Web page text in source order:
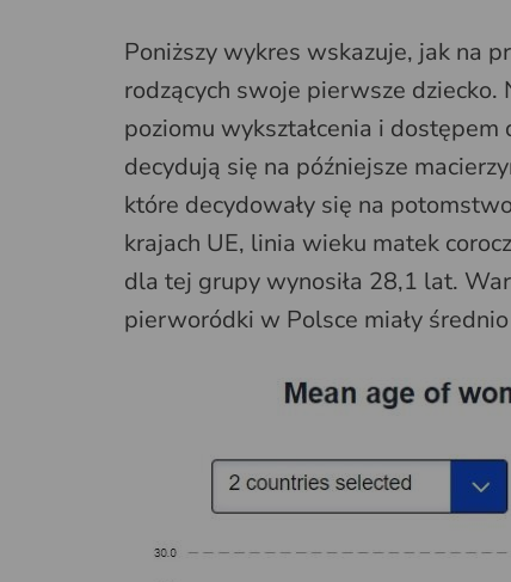
Poniższy wykres wskazuje, jak na
rodzących swoje pierwsze
poziomu wykształcenia i
decydują się na późniejsze
które decydowały się na
krajach UE, linia wieku matek
dla tej grupy wynosiła 28,1 lat.
pierworódki w Polsce miały